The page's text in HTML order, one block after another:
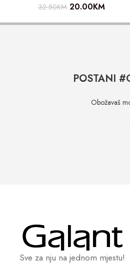
32.50KM 20.00KM
POSTANI
Obožavaš
Sve za nju na jednom mjestu!